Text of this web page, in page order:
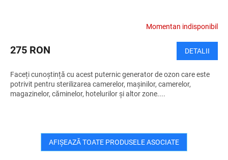
Momentan indisponibil
275 RON DETALII
Faceți cunoștință cu acest puternic generator de ozon care este
potrivit pentru sterilizarea camerelor, mașinilor, camerelor,
magazinelor, căminelor, hotelurilor și altor zone....
AFIŞEAZĂ TOATE PRODUSELE ASOCIATE